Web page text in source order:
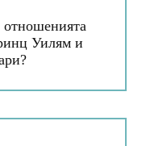
Уилям и